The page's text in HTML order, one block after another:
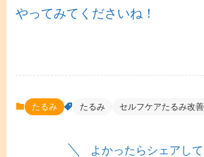
やってみてくださいね！
たるみ たるみ セルフケアたるみ改善
よかったらシェアして